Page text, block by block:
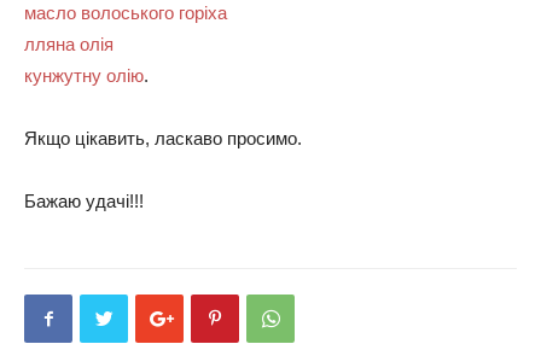
масло волоського горіха
лляна олія
кунжутну олію.
Якщо цікавить, ласкаво просимо.
Бажаю удачі!!!